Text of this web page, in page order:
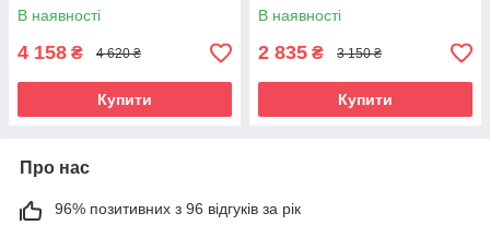
В наявності
4 158 ₴ 4 620 ₴
Купити
В наявності
2 835 ₴ 3 150 ₴
Купити
Про нас
96% позитивних з 96 відгуків за рік